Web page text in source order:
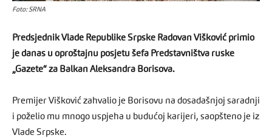
Foto: SRNA
Predsjednik Vlade Republike Srpske Radovan Višković primio
je danas u oproštajnu posjetu šefa Predstavništva ruske
„Gazete“ za Balkan Aleksandra Borisova.
Premijer Višković zahvalio je Borisovu na dosadašnjoj saradnji
i poželio mu mnogo uspjeha u budućoj karijeri, saopšteno je iz
Vlade Srpske.